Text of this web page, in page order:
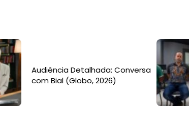
Audiência Detalhada: Conversa
com Bial (Globo, 2026)